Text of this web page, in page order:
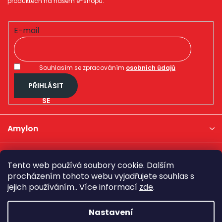
Tento web používá soubory cookie. Dalším
procházením tohoto webu vyjadřujete souhlas s
jejich používáním.. Více informací zde.
Nastavení
E-mail
Souhlasím se zpracováním osobních údajů
PŘIHLÁSIT
SE
Amylon
Důležité informace